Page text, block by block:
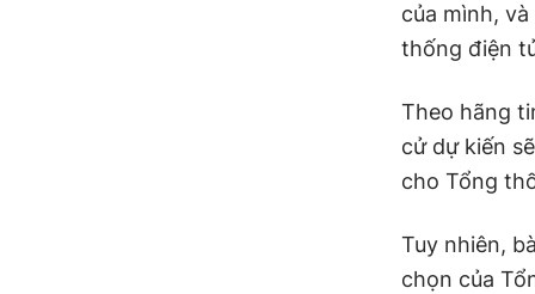
của mình,
thống điện
Theo hãng
cử dự kiến
cho Tổng
Tuy nhiên,
chọn của